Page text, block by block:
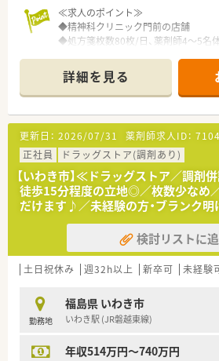
≪求人のポイント≫
◆精神科クリニック門前の店舗
◆処方箋枚数80枚/日、薬剤師4～5名
≪こんな方にオススメ≫
1．自宅通勤コースもあるため、好き
たい方
2．産休育休取得後も復帰してお仕事
3．穏やかな社風で患者様に寄り添っ
＼長く働ける環境が整備されていま
◆入社時から有給の付与あり！（※入社
◆有給休暇の申請は1時間単位より取
◆産休育休後の復帰率は100％
◆残業は1分単位から申請可能
≪企業特徴について≫
・北海道・東北・関東・新潟・東海・関
・調剤薬局の運営のみならず、介護事
なども運営。
・全国コース、エリアコースなど、ご
・離職率もわずか5%とこの業界では
詳細を見る
更新日： 2026/07/31 薬剤師求人ID：
正社員
ドラッグストア(調剤あり)
【いわき市】≪ドラッグストア／調剤
徒歩15分程度の立地◎／枚数少なめ
だけます♪／未経験の方・ブランク
検討リストに
土日祝休み 週32h以上 新卒可 未経験
勤務地
福島県 いわき市
いわき駅 (JR磐越東線)
年収514万円～740万円